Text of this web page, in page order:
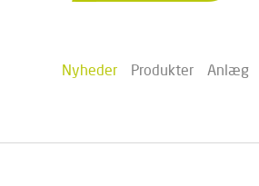
Nyheder Produkter Anlæg
Fjernvarme/-køling
PL